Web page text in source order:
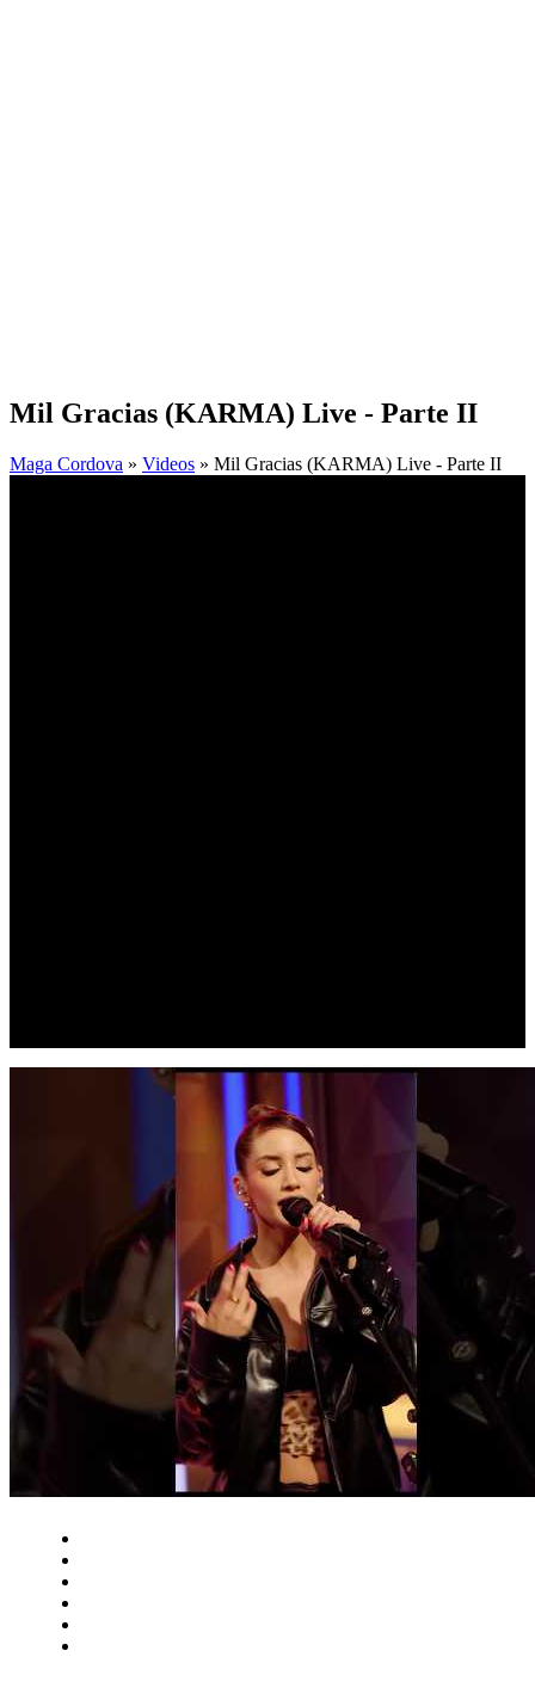
Mil Gracias (KARMA) Live - Parte II
Maga Cordova » Videos » Mil Gracias (KARMA) Live - Parte II